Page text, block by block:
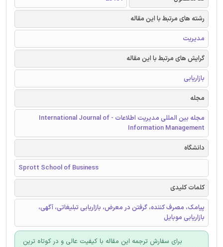
رشته های مرتبط با این مقاله
مدیریت
گرایش های مرتبط با این مقاله
بازاریابی
مجله
مجله بین المللی مدیریت اطلاعات - International Journal of
Information Management
دانشگاه
Sprott School of Business
کلمات کلیدی
پیامک، مصرف كننده، گرفتن در معرض، بازاریابی تبلیغاتی، آگهی،
بازاریابی موبایل
برای سفارش ترجمه این مقاله با کیفیت عالی و در کوتاه ترین